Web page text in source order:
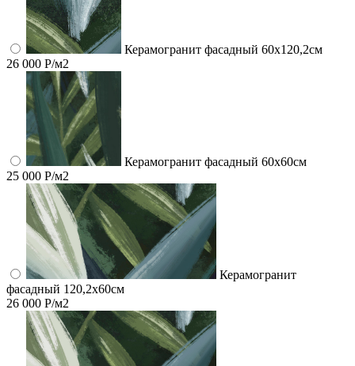
Керамогранит фасадный 60x120,2см
26 000 Р/м2
Керамогранит фасадный 60x60см
25 000 Р/м2
Керамогранит
фасадный 120,2x60см
26 000 Р/м2